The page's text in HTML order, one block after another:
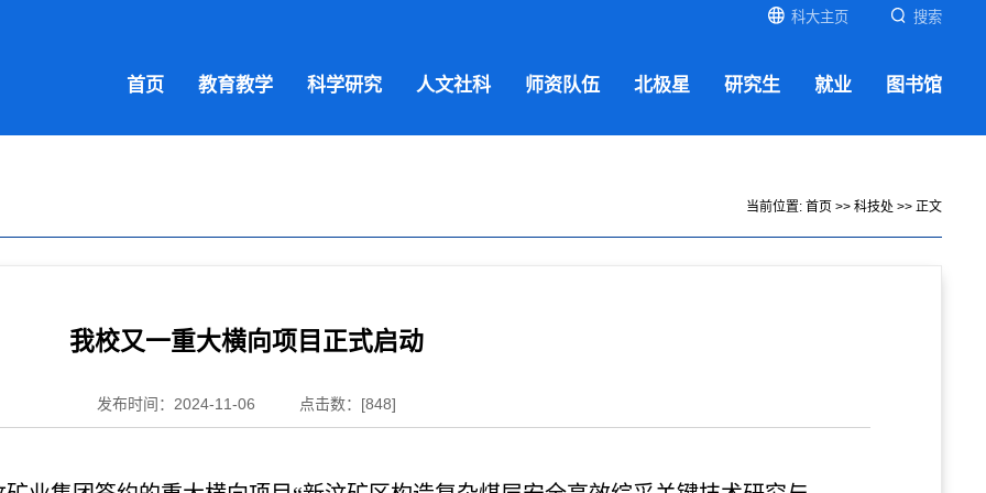
科大主页 搜索
首页 教育教学 科学研究 人文社科 师资队伍 北极星 研究生 就业 图书馆
当前位置: 首页 >> 科技处 >> 正文
我校又一重大横向项目正式启动
发布时间：2024-11-06 点击数：[848]